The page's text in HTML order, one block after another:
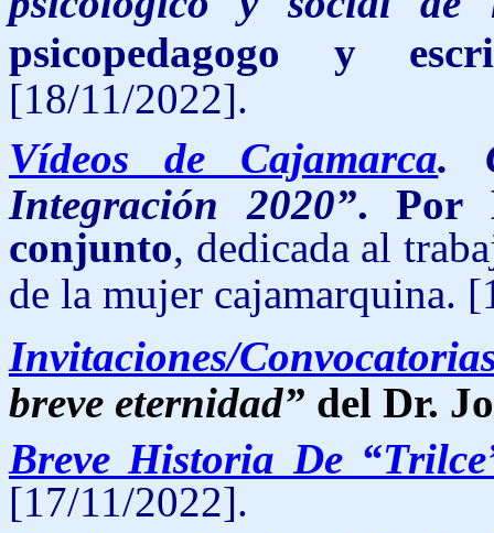
psicopedagogo y
[18/11/2022].
Vídeos de Cajamarca.
Integración 2020”. Por
conjunto, dedicada al
de la mujer cajamarquina.
Invitaciones/
breve eternidad” del Dr.
Breve Historia De
[17/11/2022].